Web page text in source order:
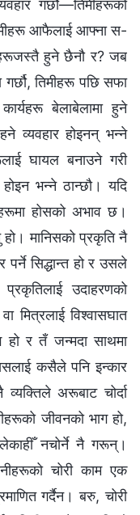
गर्छौ—तिमीहरूको
आफैलाई आफ्‍ना स-
हुने छैनौ र? जब
तिमीहरू पछि सफा
बेलाबेलामा हुने
व्यवहार होइनन् भन्‍ने
घायल बनाउने गरी
भन्‍ने ठान्छौ। यदि
होसको अभाव छ।
हो। मानिसको प्रकृति नै
सिद्धान्त हो र उसले
उदाहरणको
विश्‍वासघात
हो र तँ जन्मदा साथमा
कसैले पनि इन्कार
अरूबाट चोर्दा
जीवनको भाग हो,
नचोर्ने नै गरून्।
चोरी काम एक
गर्दैन। बरु, चोरी